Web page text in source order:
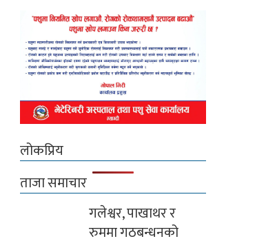
लोकप्रिय
ताजा समाचार
गलेश्वर, पाखाथर र
रुममा गठबन्धनको